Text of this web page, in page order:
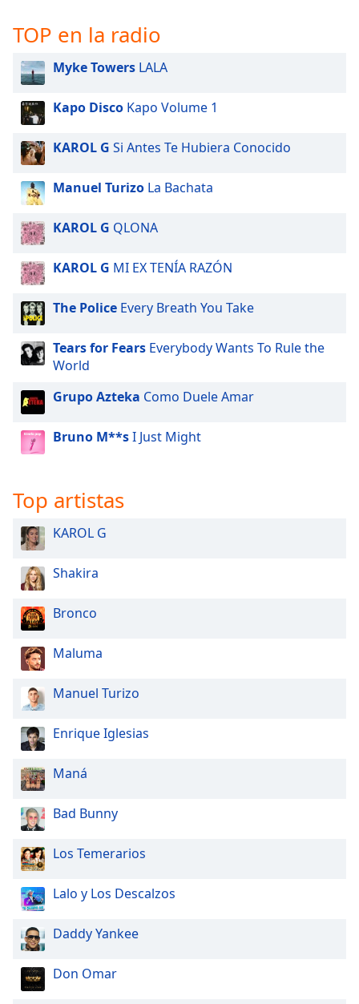
dialog
window.
Escape
and
close
window.
Text
Color
Opacity
Text
Background
Color
Opacity
Caption
Area
Color
Opacity
Font
Size
Text
Edge
Font
Family
Done
Close
Modal
Dialog
End
dialog
window.
TOP en la radio
Myke Towers LALA
Kapo Disco Kapo Volume 1
KAROL G Si Antes Te Hubiera Conocido
Manuel Turizo La Bachata
KAROL G QLONA
KAROL G MI EX TENÍA RAZÓN
The Police Every Breath You Take
Tears for Fears Everybody Wants To Rule the
World
Grupo Azteka Como Duele Amar
Bruno M**sI Just Might
Top artistas
KAROL G
Shakira
Bronco
Maluma
Manuel Turizo
Enrique Iglesias
Maná
Bad Bunny
Los Temerarios
Lalo y Los Descalzos
Daddy Yankee
Don Omar